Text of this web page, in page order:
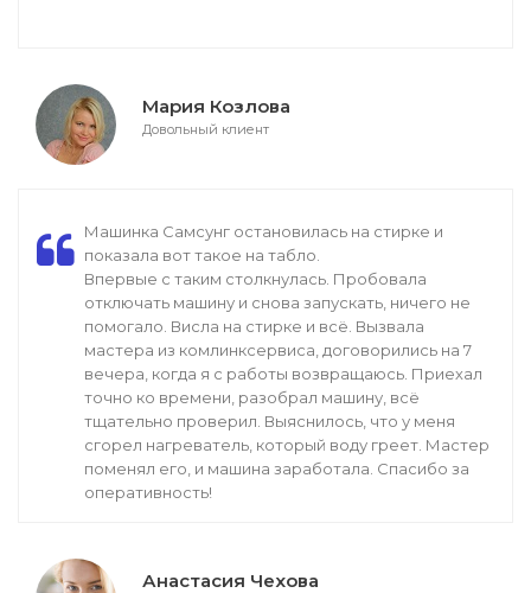
Мария Козлова
Довольный клиент
Машинка Самсунг остановилась на стирке и
показала вот такое на табло.
Впервые с таким столкнулась. Пробовала
отключать машину и снова запускать, ничего не
помогало. Висла на стирке и всё. Вызвала
мастера из комлинксервиса, договорились на 7
вечера, когда я с работы возвращаюсь. Приехал
точно ко времени, разобрал машину, всё
тщательно проверил. Выяснилось, что у меня
сгорел нагреватель, который воду греет. Мастер
поменял его, и машина заработала. Спасибо за
оперативность!
Анастасия Чехова